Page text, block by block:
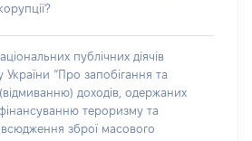
публічних діячів
України “Про запобігання та
(відмиванню) доходів, одержаних
тероризму та
зброї масового